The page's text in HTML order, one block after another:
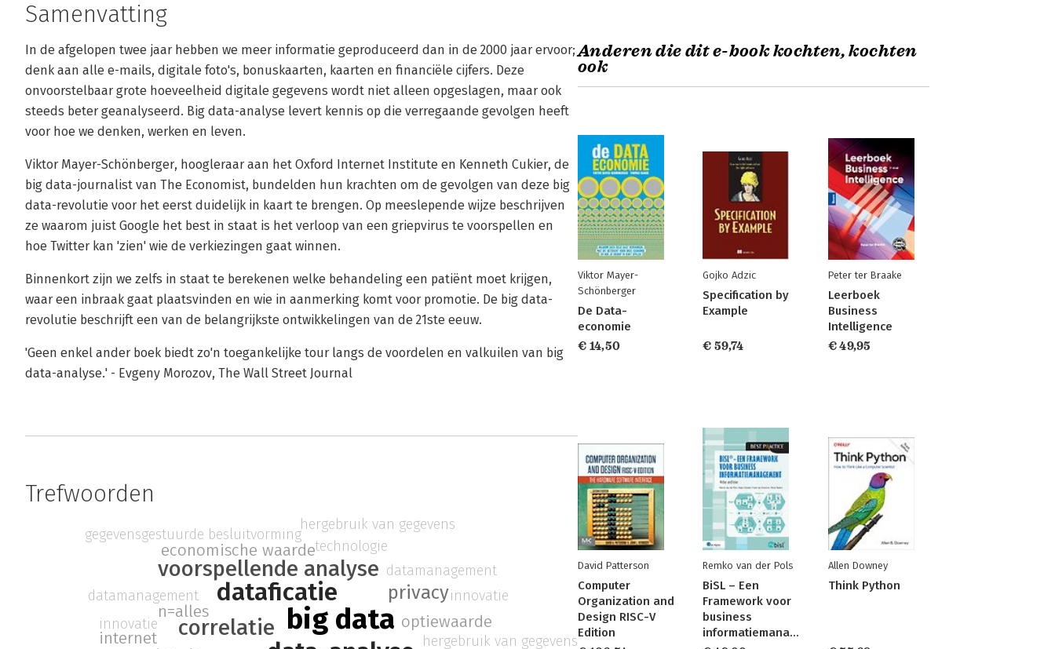
Samenvatting
In de afgelopen twee jaar hebben we meer informatie geproduceerd dan in de 2000 jaar ervoor;
denk aan alle e-mails, digitale foto's, bonuskaarten, kaarten en financiële cijfers. Deze
onvoorstelbaar grote hoeveelheid digitale gegevens wordt niet alleen opgeslagen, maar ook
steeds beter geanalyseerd. Big data-analyse levert kennis op die verregaande gevolgen heeft
voor hoe we denken, werken en leven.
Viktor Mayer-Schönberger, hoogleraar aan het Oxford Internet Institute en Kenneth Cukier, de
big data-journalist van The Economist, bundelden hun krachten om de gevolgen van deze big
data-revolutie voor het eerst duidelijk in kaart te brengen. Op meeslepende wijze beschrijven
ze waarom juist Google het best in staat is het verloop van een griepvirus te voorspellen en
hoe Twitter kan 'zien' wie de verkiezingen gaat winnen.
Binnenkort zijn we zelfs in staat te berekenen welke behandeling een patiënt moet krijgen,
waar een inbraak gaat plaatsvinden en wie in aanmerking komt voor promotie. De big data-
revolutie beschrijft een van de belangrijkste ontwikkelingen van de 21ste eeuw.
'Geen enkel ander boek biedt zo'n toegankelijke tour langs de voordelen en valkuilen van big
data-analyse.' - Evgeny Morozov, The Wall Street Journal
Trefwoorden
big data
dataficatie
correlatie
voorspellende analyse
privacy
optiewaarde
n=alles
economische waarde
internet
datamanagement
hergebruik van gegevens
gegevensgestuurde besluitvorming
innovatie
technologie
datamanagement
hergebruik van gegevens
innovatie
Anderen die dit e-book kochten, kochten
ook
Viktor Mayer-
Schönberger
De Data-
economie
€ 14,50
Gojko Adzic
Specification by
Example
€ 59,74
Peter ter Braake
Leerboek
Business
Intelligence
€ 49,95
David Patterson
Computer
Organization and
Design RISC-V
Edition
Remko van der Pols
BiSL – Een
Framework voor
business
informatiemanagement
Allen Downey
Think Python